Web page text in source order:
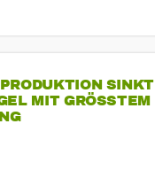
SINKT
MIT GRÖSSTEM R